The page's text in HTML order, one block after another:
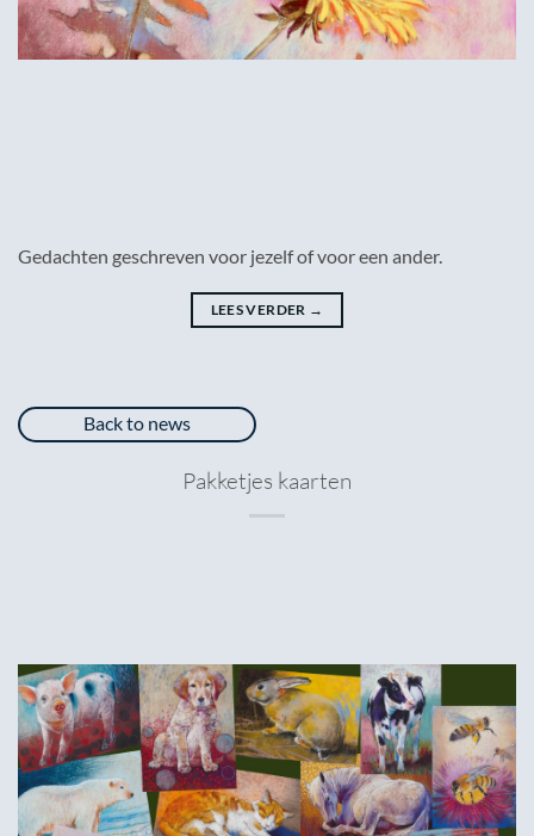
Gedachten geschreven voor jezelf of voor een ander.
LEES VERDER →
Back to news
Pakketjes kaarten